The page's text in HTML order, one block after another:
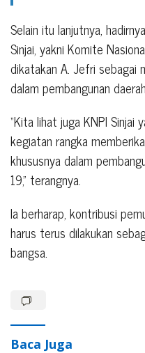
Selain itu lanjutnya,
Sinjai, yakni Komite
dikatakan A. Jefri sebagai
dalam pembangunan
“Kita lihat juga KNPI Sinjai
kegiatan rangka
khususnya dalam
19,” terangnya.
Ia berharap, kontribusi
harus terus dilakukan
bangsa.
Baca Juga